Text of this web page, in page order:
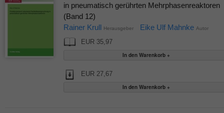
in pneumatisch gerührten Mehrphasenreaktoren
(Band 12)
Rainer Krull Herausgeber Eike Ulf Mahnke Autor
EUR 35,97
EUR 27,67